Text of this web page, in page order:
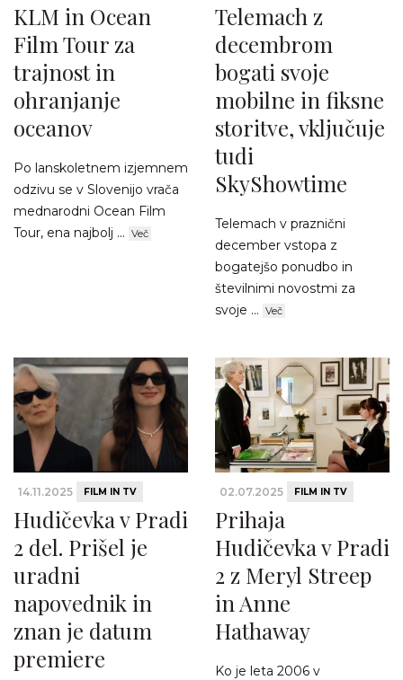
KLM in Ocean
Film Tour za
trajnost in
ohranjanje
oceanov
Po lanskoletnem izjemnem
odzivu se v Slovenijo vrača
mednarodni Ocean Film
Tour, ena najbolj ... Več
Telemach z
decembrom
bogati svoje
mobilne in fiksne
storitve, vključuje
tudi
SkyShowtime
Telemach v praznični
december vstopa z
bogatejšo ponudbo in
številnimi novostmi za
svoje ... Več
14.11.2025 FILM IN TV
Hudičevka v Pradi
2 del. Prišel je
uradni
napovednik in
znan je datum
premiere
02.07.2025 FILM IN TV
Prihaja
Hudičevka v Pradi
2 z Meryl Streep
in Anne
Hathaway
Ko je leta 2006 v